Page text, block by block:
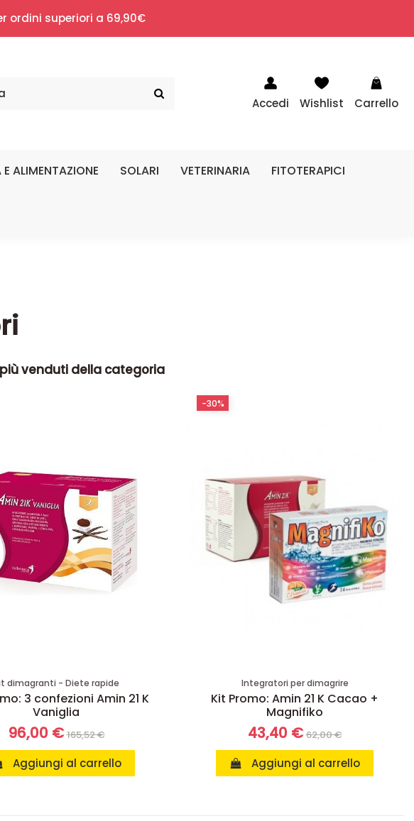
ordini superiori a 69,90€
Accedi Wishlist Carrello
E ALIMENTAZIONE SOLARI VETERINARIA FITOTERAPICI
venduti della categoria
dimagranti - Diete rapide
3 confezioni Amin 21 K
Vaniglia
96,00 € 165,52 €
Aggiungi al carrello
Integratori per dimagrire
Kit Promo: Amin 21 K Cacao +
Magnifiko
43,40 € 62,00 €
Aggiungi al carrello
-30%